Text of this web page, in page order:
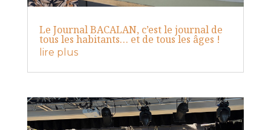
Le Journal BACALAN, c’est le journal de
tous les habitants… et de tous les âges !
lire plus